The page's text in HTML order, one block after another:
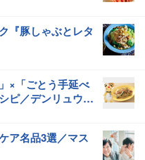
『豚しゃぶとレタ
×「ごとう手延べ
ピ／デンリュウ・
ア名品3選／マス